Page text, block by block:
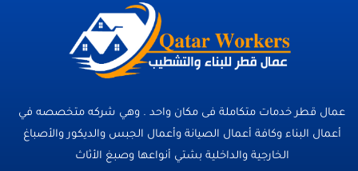
عمال قطر خدمات متكاملة فى مكان واحد . وهي شركه متخصصه في
أعمال البناء وكافة أعمال الصيانة وأعمال الجبس والديكور والأصباغ
الخارجية والداخلية بشتي أنواعها وصبغ الأثاث